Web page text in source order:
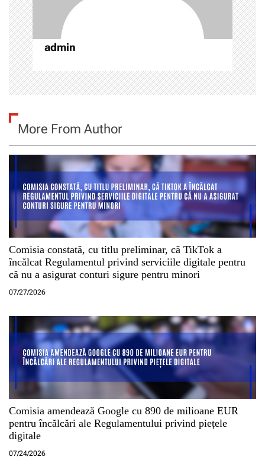
t
i
c
o
l
admin
More From Author
Comisia constată, cu titlu preliminar, că TikTok a
încălcat Regulamentul privind serviciile digitale pentru
că nu a asigurat conturi sigure pentru minori
07/27/2026
Comisia amendează Google cu 890 de milioane EUR
pentru încălcări ale Regulamentului privind piețele
digitale
07/24/2026